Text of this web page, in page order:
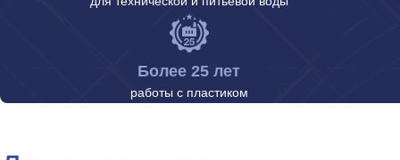
Более 25 лет
работы с пластиком